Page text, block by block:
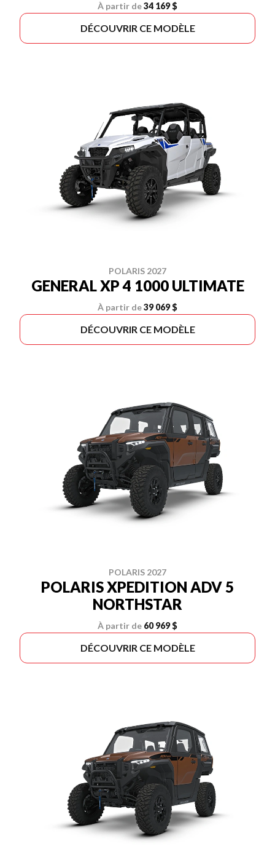
À partir de34 169 $
DÉCOUVRIR CE MODÈLE
POLARIS 2027
GENERAL XP 4 1000 ULTIMATE
À partir de39 069 $
DÉCOUVRIR CE MODÈLE
POLARIS 2027
POLARIS XPEDITION ADV 5
NORTHSTAR
À partir de 60 969 $
DÉCOUVRIR CE MODÈLE